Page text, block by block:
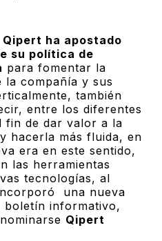
Qipert ha apostado
su política de
para fomentar la
la compañía y sus
también
entre los diferentes
fin de dar valor a la
hacerla más fluida, en
era en este sentido,
las herramientas
tecnologías, al
una nueva
boletín informativo,
Qipert